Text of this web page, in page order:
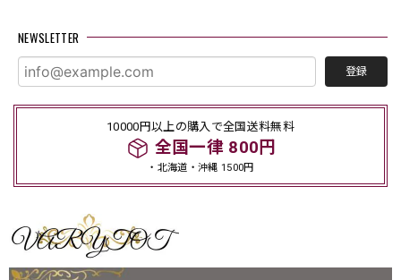
NEWSLETTER
登録
10000円以上の購入で全国送料無料
全国一律 800円
・北海道・沖縄 1500円